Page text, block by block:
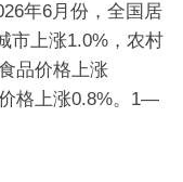
年6月份，全国居
市上涨1.0%，农村
品价格上涨
格上涨0.8%。1—